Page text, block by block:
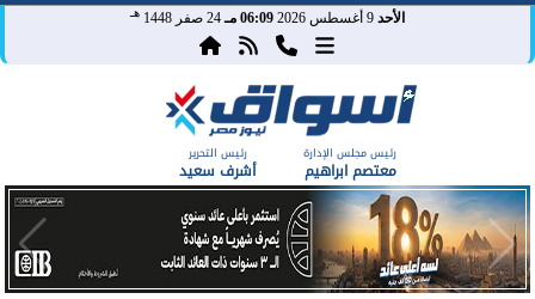
الأحد 06:09 مـ 24 صفر 1448 هـ
رئيس مجلس الإدارة
معتصم ابراهيم
رئيس التحرير
أشرف سعيد